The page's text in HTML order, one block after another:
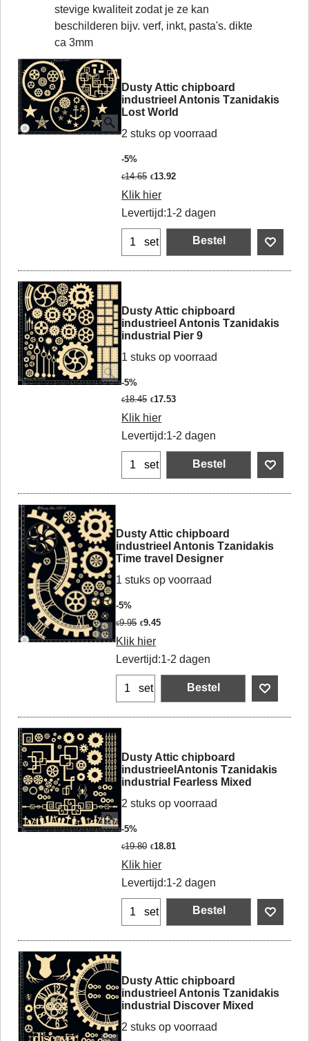
stevige kwaliteit zodat je ze kan
beschilderen bijv. verf, inkt, pasta's. dikte
ca 3mm
Dusty Attic chipboard
industrieel Antonis Tzanidakis
Lost World
2 stuks op voorraad
-5%
€14.65 €13.92
Klik hier
Levertijd:1-2 dagen
set Bestel
Dusty Attic chipboard
industrieel Antonis Tzanidakis
industrial Pier 9
1 stuks op voorraad
-5%
€18.45 €17.53
Klik hier
Levertijd:1-2 dagen
set Bestel
Dusty Attic chipboard
industrieel Antonis Tzanidakis
Time travel Designer
1 stuks op voorraad
-5%
€9.95 €9.45
Klik hier
Levertijd:1-2 dagen
set Bestel
Dusty Attic chipboard
industrieelAntonis Tzanidakis
industrial Fearless Mixed
2 stuks op voorraad
-5%
€19.80 €18.81
Klik hier
Levertijd:1-2 dagen
set Bestel
Dusty Attic chipboard
industrieel Antonis Tzanidakis
industrial Discover Mixed
2 stuks op voorraad